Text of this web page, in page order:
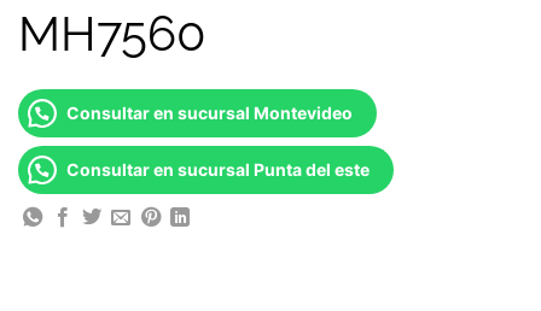
MH7560
Consultar en sucursal Montevideo
Consultar en sucursal Punta del este